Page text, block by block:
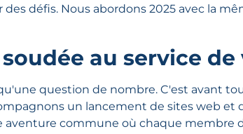
défis. Nous abordons 2025 avec la
au service
question de nombre. C'est avant
un lancement de sites web et
commune où chaque membre